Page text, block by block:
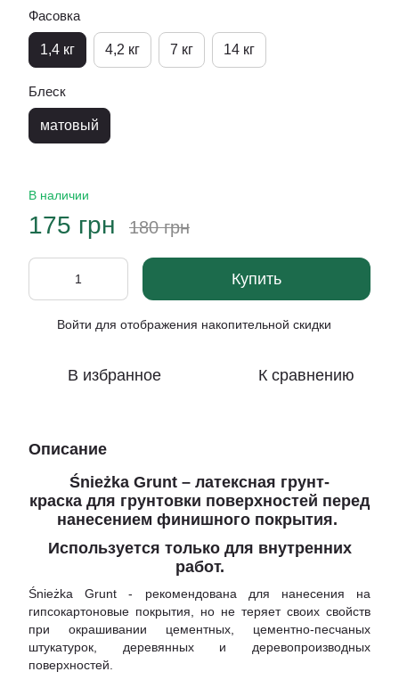
Фасовка
1,4 кг 4,2 кг 7 кг 14 кг
Блеск
матовый
В наличии
175 грн 180 грн
Купить
Войти для отображения накопительной скидки
В избранное К сравнению
Описание
Śnieżka Grunt – латексная грунт-
краска для грунтовки поверхностей перед
нанесением финишного покрытия.
Используется только для внутренних
работ.
Śnieżka Grunt - рекомендована для нанесения на
гипсокартоновые покрытия, но не теряет своих свойств
при окрашивании цементных, цементно-песчаных
штукатурок, деревянных и деревопроизводных
поверхностей.